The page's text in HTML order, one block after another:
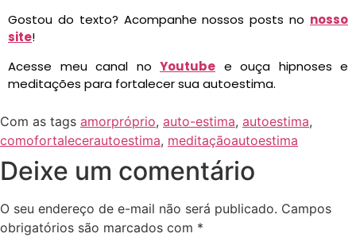
Gostou do texto? Acompanhe nossos posts no nosso
site!
Acesse meu canal no Youtube e ouça hipnoses e
meditações para fortalecer sua autoestima.
Com as tags amorpróprio, auto-estima, autoestima,
comofortalecerautoestima, meditaçãoautoestima
Deixe um comentário
O seu endereço de e-mail não será publicado. Campos
obrigatórios são marcados com *